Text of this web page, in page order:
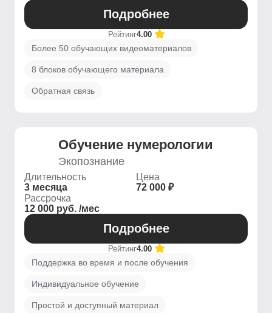
Подробнее
Рейтинг4.00
Более 50 обучающих видеоматериалов
8 блоков обучающего материала
Обратная связь
Обучение нумерологии
Экопознание
Длительность
3 месяца
Цена
72 000 ₽
Рассрочка
12 000 руб. /мес
Подробнее
Рейтинг4.00
Поддержка во время и после обучения
Индивидуальное обучение
Простой и доступный материал